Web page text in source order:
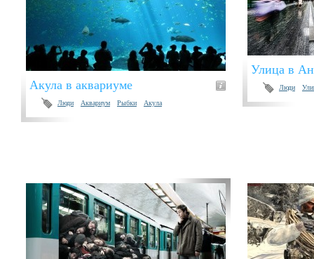
Акула в аквариуме
Люди Аквариум Рыбки Акула
Улица в
Люди